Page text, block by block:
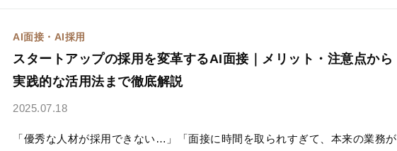
AI面接・AI採用
スタートアップの採用を変革するAI面接｜メリット・注意点から
実践的な活用法まで徹底解説
2025.07.18
「優秀な人材が採用できない…」「面接に時間を取られすぎて、本来の業務が